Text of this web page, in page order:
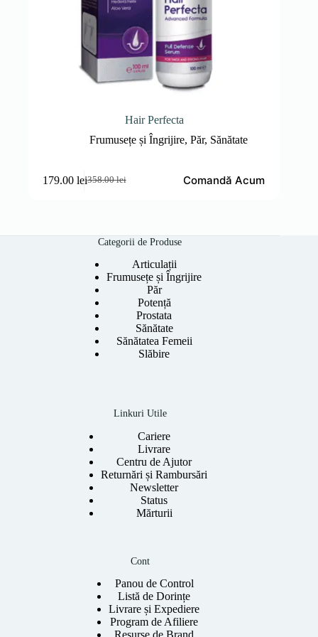
Hair Perfecta
Frumusețe și Îngrijire, Păr, Sănătate
358.00lei
Prețul
358.00 lei.
179.00 leiPrețul
Comandă Acum
Categorii de Produse
Articulații
Frumusețe și Îngrijire
Păr
Potență
Prostata
Sănătate
Sănătatea Femeii
Slăbire
Linkuri Utile
Cariere
Livrare
Centru de Ajutor
Returnări și Rambursări
Newsletter
Status
Mărturii
Cont
Panou de Control
Listă de Dorințe
Livrare și Expediere
Program de Afiliere
Resurse de Brand